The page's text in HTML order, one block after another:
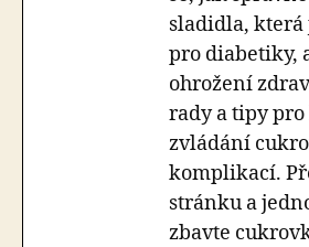
sladidla, která
pro diabetiky,
ohrožení
rady a tipy
zvládání
komplikací.
stránku a
zbavte